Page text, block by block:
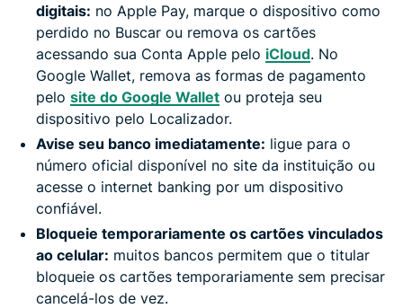
digitais: no Apple Pay, marque o dispositivo como
perdido no Buscar ou remova os cartões
acessando sua Conta Apple pelo iCloud. No
Google Wallet, remova as formas de pagamento
pelo site do Google Wallet ou proteja seu
dispositivo pelo Localizador.
Avise seu banco imediatamente: ligue para o
número oficial disponível no site da instituição ou
acesse o internet banking por um dispositivo
confiável.
Bloqueie temporariamente os cartões vinculados
ao celular: muitos bancos permitem que o titular
bloqueie os cartões temporariamente sem precisar
cancelá-los de vez.